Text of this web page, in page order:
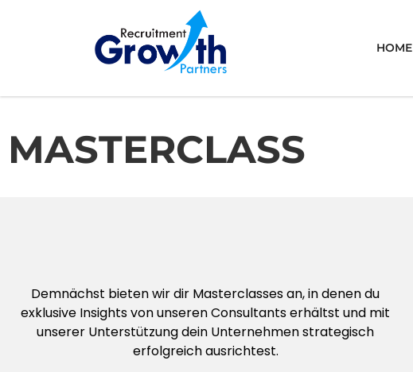
HOME
MASTERCLASS
Demnächst bieten wir dir Masterclasses an, in denen du
exklusive Insights von unseren Consultants erhältst und mit
unserer Unterstützung dein Unternehmen strategisch
erfolgreich ausrichtest.